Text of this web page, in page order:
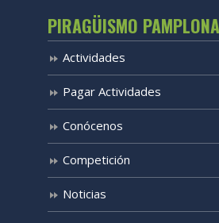
PIRAGÜISMO PAMPLONA
Actividades
Pagar Actividades
Conócenos
Competición
Noticias